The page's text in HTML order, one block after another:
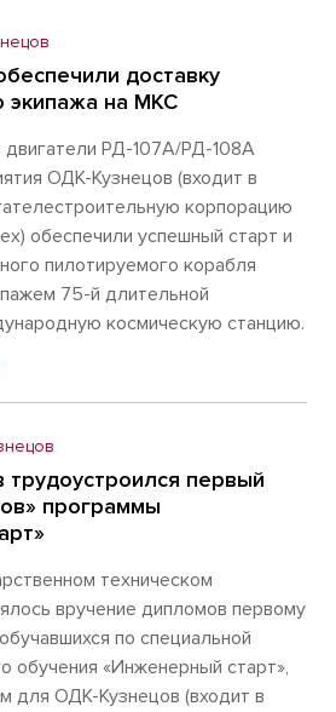
доставку
экипажа на МКС
РД-107А/РД-108А
ОДК-Кузнецов (входит в
корпорацию
обеспечили успешный старт и
пилотируемого корабля
75-й длительной
космическую станцию.
первый
программы
техническом
вручение дипломов первому
по специальной
обучения «Инженерный старт»,
для ОДК-Кузнецов (входит в